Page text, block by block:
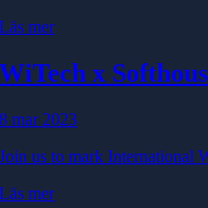
Läs mer
WiTech x
8 mar 2023
Join us to mark International
Läs mer